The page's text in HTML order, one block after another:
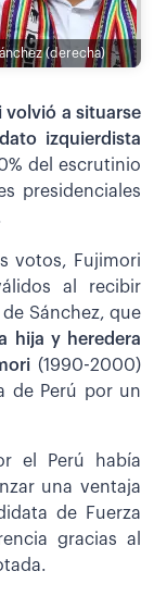
(derecha)
volvió a situarse
izquierdista
del escrutinio
presidenciales
votos, Fujimori
al recibir
Sánchez, que
hija y heredera
(1990-2000)
de Perú por un
el Perú había
una ventaja
de Fuerza
gracias al